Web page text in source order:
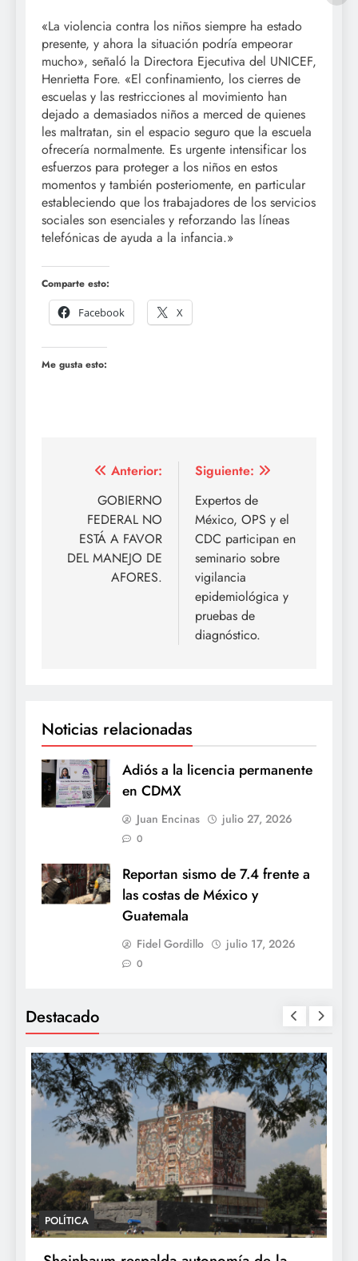
«La violencia contra los niños siempre ha estado
presente, y ahora la situación podría empeorar
mucho», señaló la Directora Ejecutiva del UNICEF,
Henrietta Fore. «El confinamiento, los cierres de
escuelas y las restricciones al movimiento han
dejado a demasiados niños a merced de quienes
les maltratan, sin el espacio seguro que la escuela
ofrecería normalmente. Es urgente intensificar los
esfuerzos para proteger a los niños en estos
momentos y también posteriomente, en particular
estableciendo que los trabajadores de los servicios
sociales son esenciales y reforzando las líneas
telefónicas de ayuda a la infancia.»
Comparte esto:
Facebook
X
Me gusta esto:
Navegación
entradas
Anterior:
GOBIERNO
FEDERAL NO
ESTÁ A FAVOR
DEL MANEJO DE
AFORES.
Siguiente:
Expertos de
México, OPS y el
CDC participan en
seminario sobre
vigilancia
epidemiológica y
pruebas de
diagnóstico.
Noticias relacionadas
Adiós a la licencia permanente
en CDMX
Juan Encinas julio 27, 2026
0
Reportan sismo de 7.4 frente a
las costas de México y
Guatemala
Fidel Gordillo julio 17, 2026
0
Destacado
POLÍTICA